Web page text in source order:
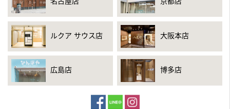
ルクア サウス店 大阪本店
広島店 博多店